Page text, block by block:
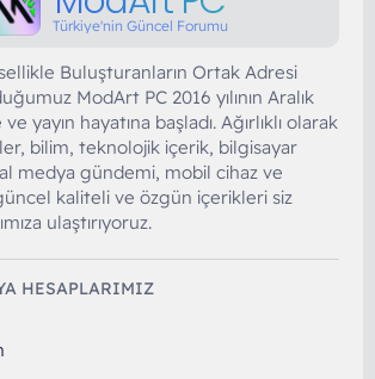
Türkiye'nin Güncel Forumu
Buluşturanların Ortak Adresi
ModArt PC 2016 yılının Aralık
yayın hayatına başladı. Ağırlıklı olarak
bilim, teknolojik içerik, bilgisayar
medya gündemi, mobil cihaz ve
kaliteli ve özgün içerikleri siz
ulaştırıyoruz.
HESAPLARIMIZ